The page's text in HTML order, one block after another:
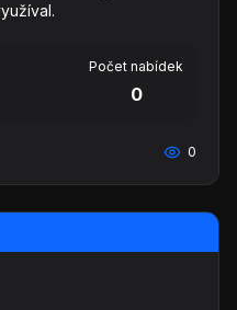
Počet nabídek
0
0